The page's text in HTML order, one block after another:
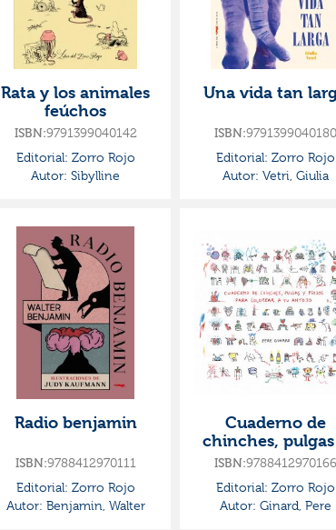
Rata y los animales
feúchos
ISBN:9791399040142
Editorial: Zorro Rojo
Autor: Sibylline
Una vida tan
ISBN:9791399040180
Editorial: Zorro Rojo
Autor: Vetri, Giulia
Radio benjamin
ISBN:9788412970111
Editorial: Zorro Rojo
Autor: Benjamin, Walter
Cuaderno de
chinches,
piojos para
ISBN:9788412970166
Editorial: Zorro Rojo
Autor: Ginard, Pere